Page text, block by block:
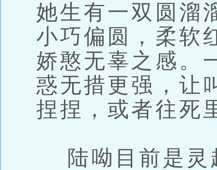
她生有一双圆溜
小巧偏圆，柔软
娇憨无辜之感。
惑无措更强，让
捏捏，或者往死
陆呦目前是灵